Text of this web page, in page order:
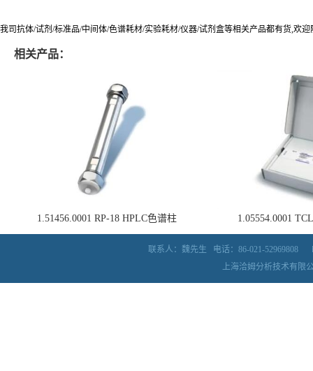
我司抗体/试剂/标准品/中间体/色谱耗材/实验耗材/仪器/试剂盒等相关产品都有货,欢
相关产品：
1.51456.0001 RP-18 HPLC色谱柱 1.05554.0001
联系人：魏先生 电话：86-021-52969808
上海洽姆分析技术有限